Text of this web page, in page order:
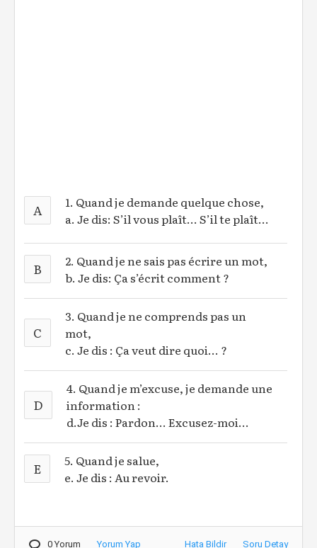
A
1. Quand je demande quelque chose,
a. Je dis: S’il vous plaît... S’il te plaît...
B
2. Quand je ne sais pas écrire un mot,
b. Je dis: Ça s’écrit comment ?
C
3. Quand je ne comprends pas un
mot,
c. Je dis : Ça veut dire quoi... ?
D
4. Quand je m’excuse, je demande une
information :
d.Je dis : Pardon... Excusez-moi...
E
5. Quand je salue,
e. Je dis : Au revoir.
0 Yorum Yorum Yap Hata Bildir Soru Detay